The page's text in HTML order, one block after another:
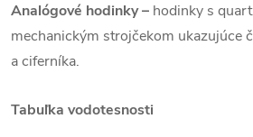
Analógové hodinky – hodinky s
mechanickým strojčekom ukazujúce
a ciferníka.
Tabuľka vodotesnosti